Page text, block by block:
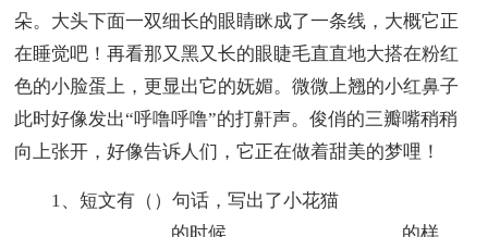
朵。大头下面一双细长的眼睛眯成了一条线，大概它正
在睡觉吧！再看那又黑又长的眼睫毛直直地大搭在粉红
色的小脸蛋上，更显出它的妩媚。微微上翘的小红鼻子
此时好像发出“呼噜呼噜”的打鼾声。俊俏的三瓣嘴稍稍
向上张开，好像告诉人们，它正在做着甜美的梦哩！
1、短文有（）句话，写出了小花猫
________________的时候，________________的样